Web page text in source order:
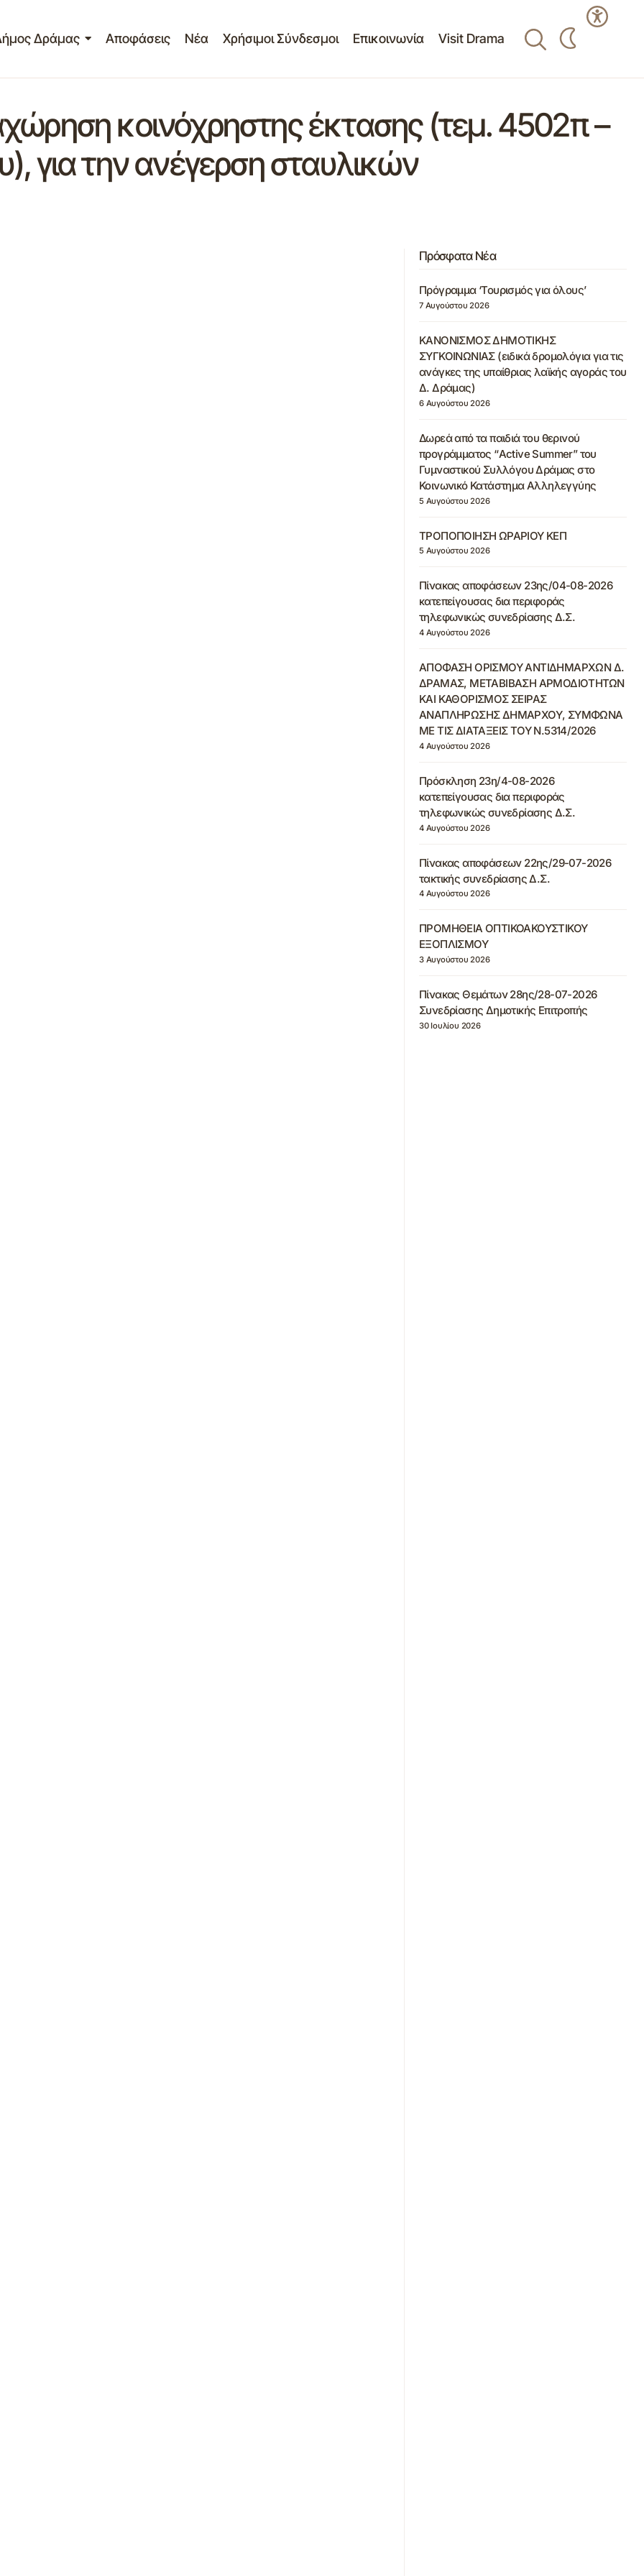
Δράμας Αποφάσεις Νέα Χρήσιμοι Σύνδεσμοι Επικοινωνία Visit Drama
κοινόχρηστης έκτασης (τεμ. 4502π –
για την ανέγερση σταυλικών
Πρόσφατα Νέα
Πρόγραμμα ‘Τουρισμός για όλους’
7 Αυγούστου 2026
ΚΑΝΟΝΙΣΜΟΣ ΔΗΜΟΤΙΚΗΣ
ΣΥΓΚΟΙΝΩΝΙΑΣ (ειδικά δρομολόγια για τις
ανάγκες της υπαίθριας λαϊκής αγοράς του
Δ. Δράμας)
6 Αυγούστου 2026
Δωρεά από τα παιδιά του θερινού
προγράμματος “Active Summer” του
Γυμναστικού Συλλόγου Δράμας στο
Κοινωνικό Κατάστημα Αλληλεγγύης
5 Αυγούστου 2026
ΤΡΟΠΟΠΟΙΗΣΗ ΩΡΑΡΙΟΥ ΚΕΠ
5 Αυγούστου 2026
Πίνακας αποφάσεων 23ης/04-08-2026
κατεπείγουσας δια περιφοράς
τηλεφωνικώς συνεδρίασης Δ.Σ.
4 Αυγούστου 2026
ΑΠΟΦΑΣΗ ΟΡΙΣΜΟΥ ΑΝΤΙΔΗΜΑΡΧΩΝ Δ.
ΔΡΑΜΑΣ, ΜΕΤΑΒΙΒΑΣΗ ΑΡΜΟΔΙΟΤΗΤΩΝ
ΚΑΙ ΚΑΘΟΡΙΣΜΟΣ ΣΕΙΡΑΣ
ΑΝΑΠΛΗΡΩΣΗΣ ΔΗΜΑΡΧΟΥ, ΣΥΜΦΩΝΑ
ΜΕ ΤΙΣ ΔΙΑΤΑΞΕΙΣ ΤΟΥ Ν.5314/2026
4 Αυγούστου 2026
Πρόσκληση 23η/4-08-2026
κατεπείγουσας δια περιφοράς
τηλεφωνικώς συνεδρίασης Δ.Σ.
4 Αυγούστου 2026
Πίνακας αποφάσεων 22ης/29-07-2026
τακτικής συνεδρίασης Δ.Σ.
4 Αυγούστου 2026
ΠΡΟΜΗΘΕΙΑ ΟΠΤΙΚΟΑΚΟΥΣΤΙΚΟΥ
ΕΞΟΠΛΙΣΜΟΥ
3 Αυγούστου 2026
Πίνακας Θεμάτων 28ης/28-07-2026
Συνεδρίασης Δημοτικής Επιτροπής
30 Ιουλίου 2026